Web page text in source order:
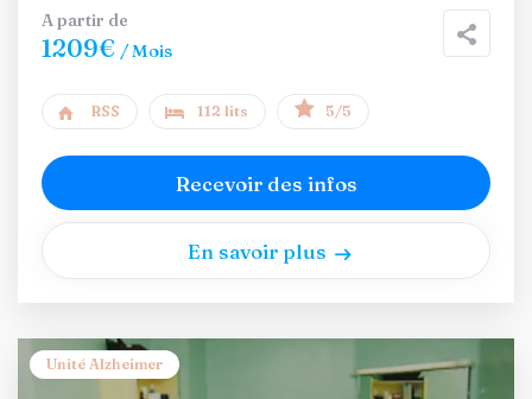
A partir de
1209€ / Mois
RSS 112 lits 5/5
Recevoir des infos
En savoir plus
Unité Alzheimer